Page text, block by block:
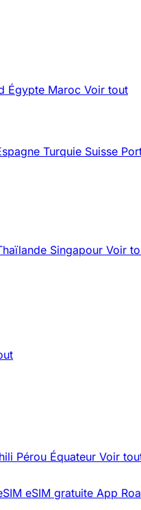
Égypte Maroc Voir tout
Turquie Suisse
Singapour Voir
Pérou Équateur Voir
eSIM gratuite App